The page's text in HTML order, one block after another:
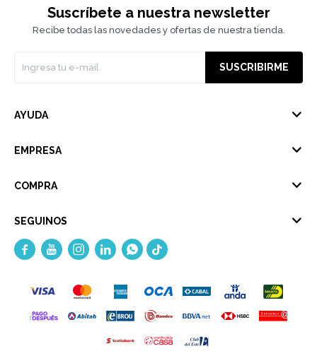
Suscríbete a nuestra newsletter
Recibe todas las novedades y ofertas de nuestra tienda.
SUSCRIBIRME
AYUDA
EMPRESA
COMPRA
SEGUINOS
    